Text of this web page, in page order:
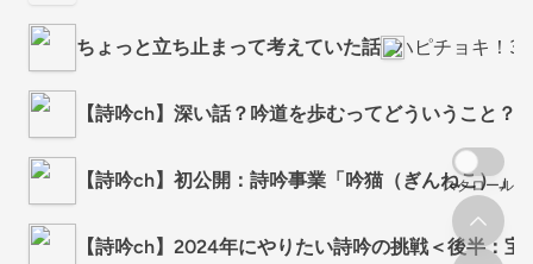
ちょっと立ち止まって考えていた話 ハピチョキ！
【詩吟ch】深い話？吟道を歩むってどういうこと？
【詩吟ch】初公開：詩吟事業「吟猫（ぎんねこ）」
【詩吟ch】2024年にやりたい詩吟の挑戦＜後半：宝
スクロール